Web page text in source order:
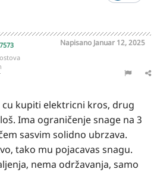
7573 Napisano Januar 12, 2025
cu kupiti elektricni kros, drug
Ima ograničenje snage na 3
sasvim solidno ubrzava.
tako mu pojacavas snagu.
nema održavanja, samo